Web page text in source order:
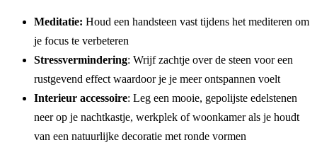
Meditatie: Houd een handsteen vast tijdens het mediteren om
je focus te verbeteren
Stressvermindering: Wrijf zachtje over de steen voor een
rustgevend effect waardoor je je meer ontspannen voelt
Interieur accessoire: Leg een mooie, gepolijste edelstenen
neer op je nachtkastje, werkplek of woonkamer als je houdt
van een natuurlijke decoratie met ronde vormen